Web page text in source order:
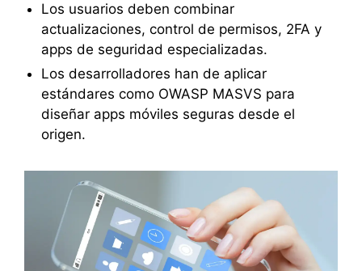
Los usuarios deben combinar
actualizaciones, control de permisos, 2FA y
apps de seguridad especializadas.
Los desarrolladores han de aplicar
estándares como OWASP MASVS para
diseñar apps móviles seguras desde el
origen.